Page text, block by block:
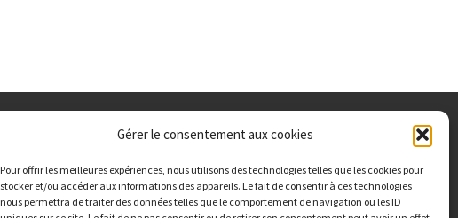
Gérer le consentement aux cookies
Pour offrir les meilleures expériences, nous utilisons des technologies telles que les cookies pour
stocker et/ou accéder aux informations des appareils. Le fait de consentir à ces technologies
nous permettra de traiter des données telles que le comportement de navigation ou les ID
Fabrice Tél./WhatsApp :06 41 43 60 35
Mail : vikingnautik(a)gmail.com